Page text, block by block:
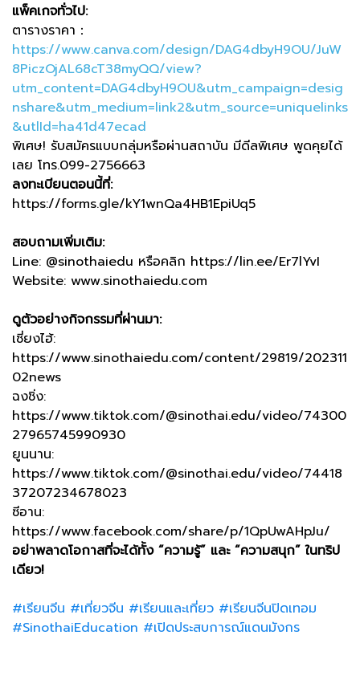
แพ็คเกจทั่วไป:
ตารางราคา：
https://www.canva.com/design/DAG4dbyH9OU/JuW
8PiczOjAL68cT38myQQ/view?
utm_content=DAG4dbyH9OU&utm_campaign=desig
nshare&utm_medium=link2&utm_source=uniquelinks
&utlId=ha41d47ecad
พิเศษ! รับสมัครแบบกลุ่มหรือผ่านสถาบัน มีดีลพิเศษ พูดคุยได้
เลย โทร.099-2756663
ลงทะเบียนตอนนี้ที่:
https://forms.gle/kY1wnQa4HB1EpiUq5
สอบถามเพิ่มเติม:
Line: @sinothaiedu หรือคลิก https://lin.ee/Er7lYvI
Website: www.sinothaiedu.com
ดูตัวอย่างกิจกรรมที่ผ่านมา:
เซี่ยงไฮ้:
https://www.sinothaiedu.com/content/29819/202311
02news
ฉงชิ่ง:
https://www.tiktok.com/@sinothai.edu/video/74300
27965745990930
ยูนนาน:
https://www.tiktok.com/@sinothai.edu/video/74418
37207234678023
ซีอาน:
https://www.facebook.com/share/p/1QpUwAHpJu/
อย่าพลาดโอกาสที่จะได้ทั้ง “ความรู้” และ “ความสนุก” ในทริป
เดียว!
#เรียนจีน #เที่ยวจีน #เรียนและเที่ยว #เรียนจีนปิดเทอม
#SinothaiEducation #เปิดประสบการณ์แดนมังกร